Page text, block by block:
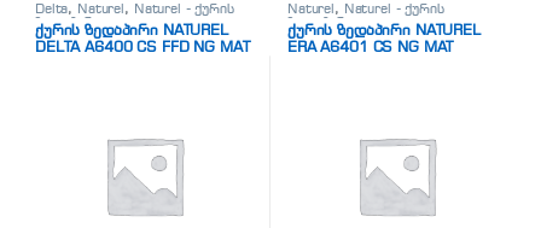
Delta, Naturel , Naturel - ქურის
ზედაპირი
ქურის ზედაპირი NATUREL
DELTA A6400 CS FFD NG MAT
Naturel , Naturel - ქურის
ზედაპირი
ქურის ზედაპირი NATUREL
ERA A6401 CS NG MAT